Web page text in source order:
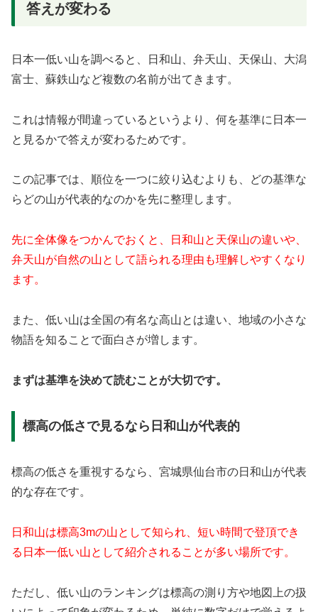
答えが変わる
日本一低い山を調べると、日和山、弁天山、天保山、大潟
富士、蘇鉄山など複数の名前が出てきます。
これは情報が間違っているというより、何を基準に日本一
と見るかで答えが変わるためです。
この記事では、順位を一つに絞り込むよりも、どの基準な
らどの山が代表的なのかを先に整理します。
先に全体像をつかんでおくと、日和山と天保山の違いや、
弁天山が自然の山として語られる理由も理解しやすくなり
ます。
また、低い山は全国の有名な高山とは違い、地域の小さな
物語を知ることで面白さが増します。
まずは基準を決めて読むことが大切です。
標高の低さで見るなら日和山が代表的
標高の低さを重視するなら、宮城県仙台市の日和山が代表
的な存在です。
日和山は標高3mの山として知られ、短い時間で登頂でき
る日本一低い山として紹介されることが多い場所です。
ただし、低い山のランキングは標高の測り方や地図上の扱